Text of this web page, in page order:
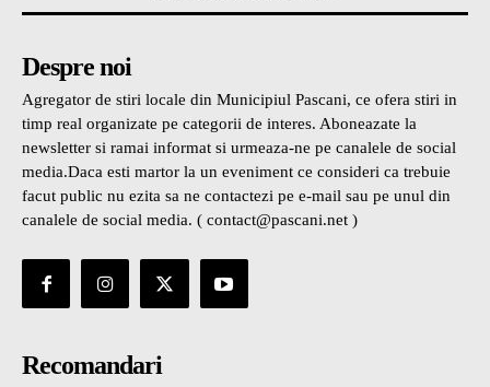
Despre noi
Agregator de stiri locale din Municipiul Pascani, ce ofera stiri in
timp real organizate pe categorii de interes. Aboneazate la
newsletter si ramai informat si urmeaza-ne pe canalele de social
media.Daca esti martor la un eveniment ce consideri ca trebuie
facut public nu ezita sa ne contactezi pe e-mail sau pe unul din
canalele de social media. ( contact@pascani.net )
Recomandari